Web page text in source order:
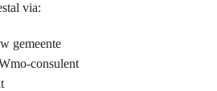
via:
gemeente
consulent